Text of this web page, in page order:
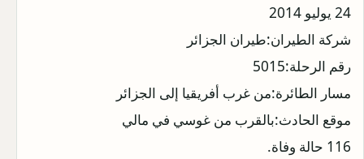
24 يوليو 2014
شركة الطيران:طيران الجزائر
رقم الرحلة:5015
مسار الطائرة:من غرب أفريقيا إلى الجزائر
موقع الحادث:بالقرب من غوسي في مالي
116 حالة وفاة.